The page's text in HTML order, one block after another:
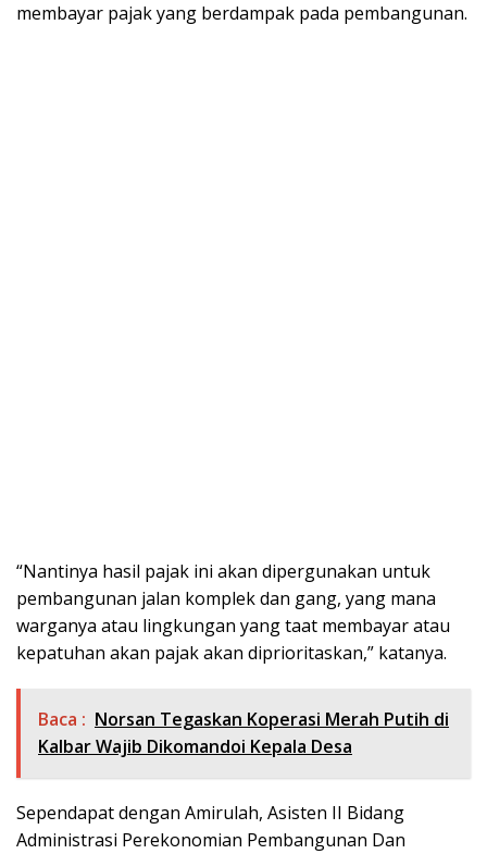
membayar pajak yang berdampak pada pembangunan.
“Nantinya hasil pajak ini akan dipergunakan untuk
pembangunan jalan komplek dan gang, yang mana
warganya atau lingkungan yang taat membayar atau
kepatuhan akan pajak akan diprioritaskan,” katanya.
Baca : Norsan Tegaskan Koperasi Merah Putih di
Kalbar Wajib Dikomandoi Kepala Desa
Sependapat dengan Amirulah, Asisten II Bidang
Administrasi Perekonomian Pembangunan Dan